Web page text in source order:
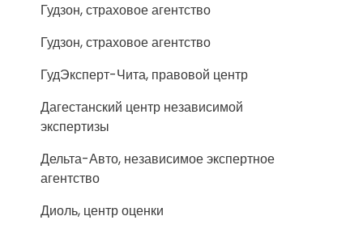
Гудзон, страховое агентство
Гудзон, страховое агентство
ГудЭксперт-Чита, правовой центр
Дагестанский центр независимой
экспертизы
Дельта-Авто, независимое экспертное
агентство
Диоль, центр оценки